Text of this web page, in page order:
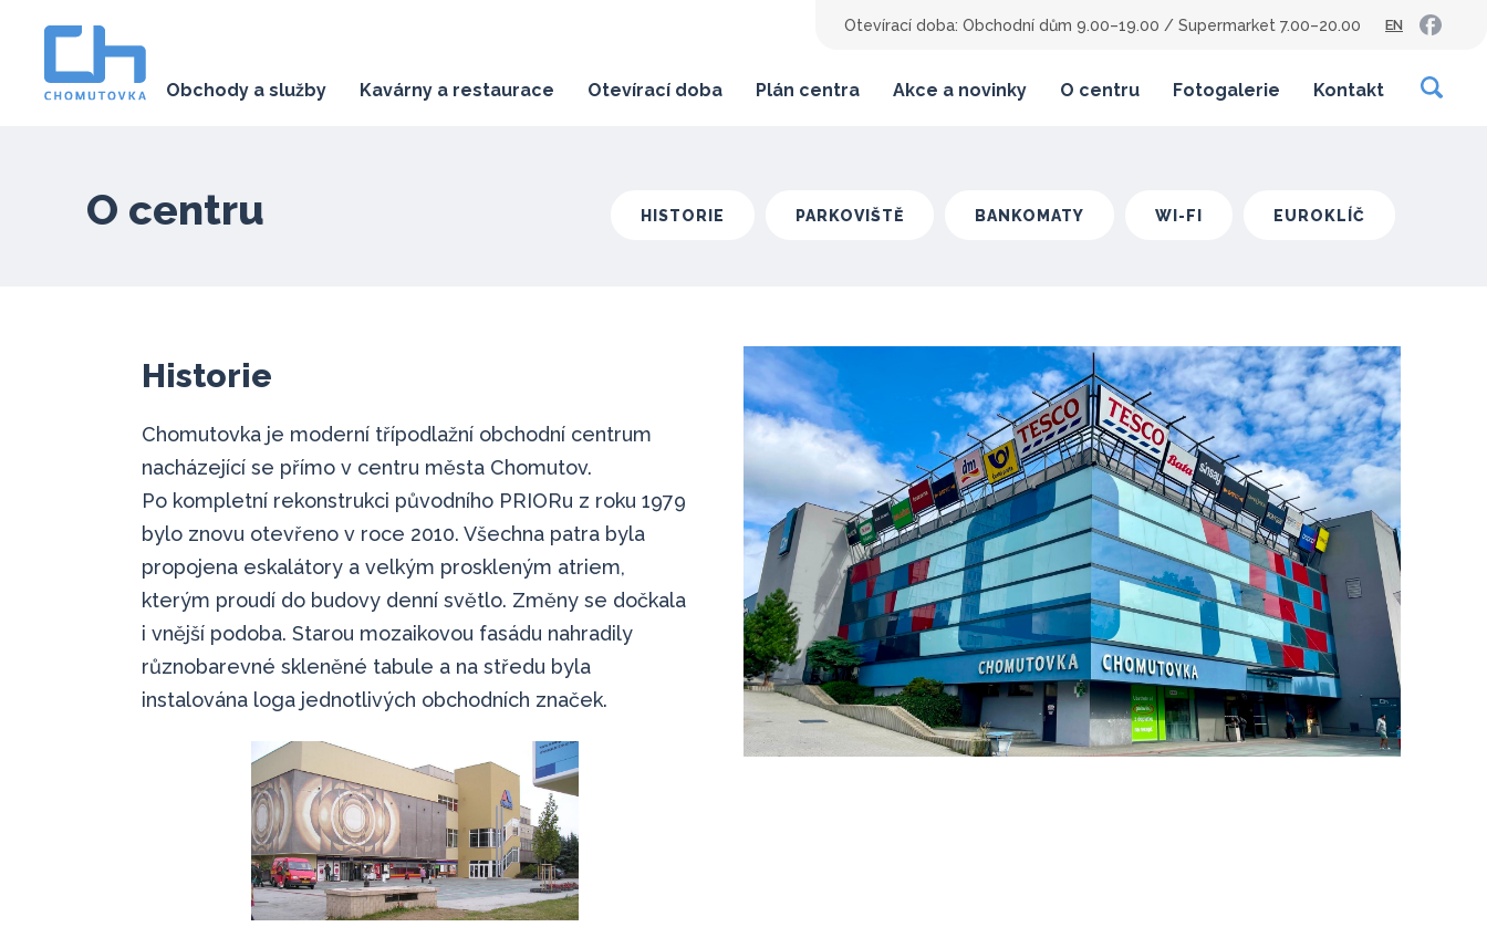
Otevírací doba: Obchodní dům 9.00–19.00 / Supermarket 7.00–20.00 EN
Obchody a služby Kavárny a restaurace Otevírací doba Plán centra Akce a novinky O centru Fotogalerie Kontakt
O centru HISTORIE PARKOVIŠTĚ BANKOMATY WI-FI EUROKLÍČ
Historie
Chomutovka je moderní třípodlažní obchodní centrum
nacházející se přímo v centru města Chomutov.
Po kompletní rekonstrukci původního PRIORu z roku 1979
bylo znovu otevřeno v roce 2010. Všechna patra byla
propojena eskalátory a velkým proskleným atriem,
kterým proudí do budovy denní světlo. Změny se dočkala
i vnější podoba. Starou mozaikovou fasádu nahradily
různobarevné skleněné tabule a na středu byla
instalována loga jednotlivých obchodních značek.